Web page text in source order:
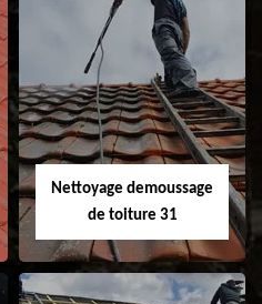
Isolation toiture 31
Nettoyage demoussage
de toiture 31